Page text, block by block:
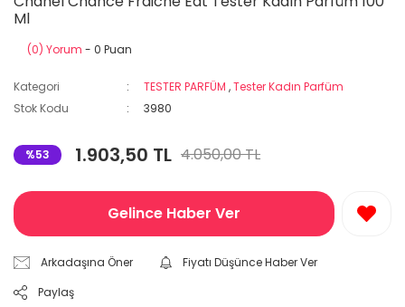
Ml
(0) Yorum - 0 Puan
Kategori TESTER PARFÜM ,Tester Kadın Parfüm
Stok Kodu
3980
%53 1.903,50 TL 4.050,00 TL
Gelince Haber Ver
Arkadaşına Öner
Fiyatı Düşünce Haber Ver
Paylaş